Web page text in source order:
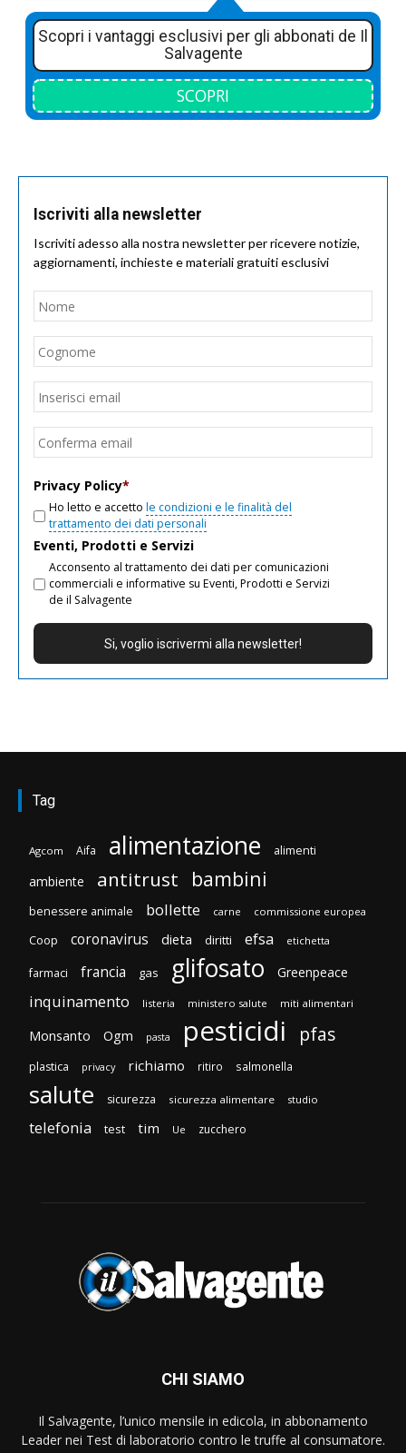
Scopri i vantaggi esclusivi per gli abbonati de Il
Salvagente
SCOPRI
Iscriviti alla newsletter
Iscriviti adesso alla nostra newsletter per ricevere notizie,
aggiornamenti, inchieste e materiali gratuiti esclusivi
Nome
Email
Privacy Policy*
Ho letto e accetto le condizioni e le finalità del
trattamento dei dati personali
Eventi, Prodotti e Servizi
Acconsento al trattamento dei dati per comunicazioni
commerciali e informative su Eventi, Prodotti e Servizi
de il Salvagente
Tag
Agcom Aifa alimentazione alimenti
ambiente antitrust bambini
benessere animale bollette carne commissione europea
Coop coronavirus dieta diritti efsa etichetta
farmaci francia gas glifosato Greenpeace
inquinamento listeria ministero salute miti alimentari
Monsanto Ogm pasta pesticidi pfas
plastica privacy richiamo ritiro salmonella
salute sicurezza sicurezza alimentare studio
telefonia test tim Ue zucchero
CHI SIAMO
Il Salvagente, l’unico mensile in edicola, in abbonamento
Leader nei Test di laboratorio contro le truffe al consumatore.